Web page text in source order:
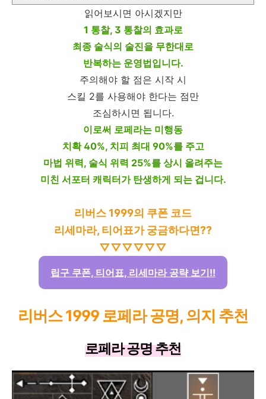
읽어보시면 아시겠지만
1 통찰, 3 통찰의 효과로
최종 술식의 술진을 무한대로
반복하는 운영법입니다.
주의해야 할 점은 시작 시
스킬 2를 사용해야 한다는 점만
조심하시면 됩니다.
이로써 로페라는 미행동
치확 40%, 치피 최대 90%를 주고
마법 위력, 술식 위력 25%를 상시 올려주는
미친 서포터 캐릭터가 탄생하게 되는 겁니다.
리버스 1999의 쿠폰 코드
리세마라, 티어표가 궁금하다면??
▽▽▽▽▽▽
립구 쿠폰, 티어표, 리세마라 공략 보기!!
리버스 1999 로페라 공명, 의지 추천
로페라 공명 추천